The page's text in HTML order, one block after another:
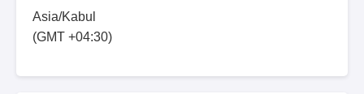
Asia/Kabul
(GMT +04:30)